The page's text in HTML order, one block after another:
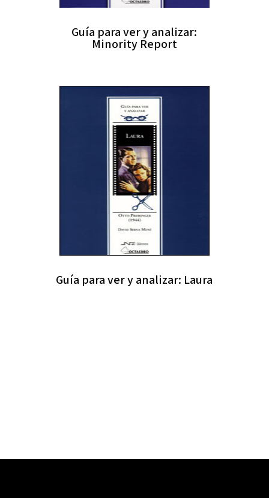
Guía para ver y analizar:
Minority Report
Guía para ver y analizar: Laura